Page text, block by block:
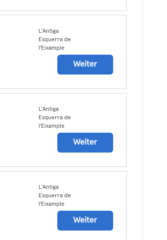
L'Antiga
Esquerra de
l'Eixample
Weiter
L'Antiga
Esquerra de
l'Eixample
Weiter
L'Antiga
Esquerra de
l'Eixample
Weiter